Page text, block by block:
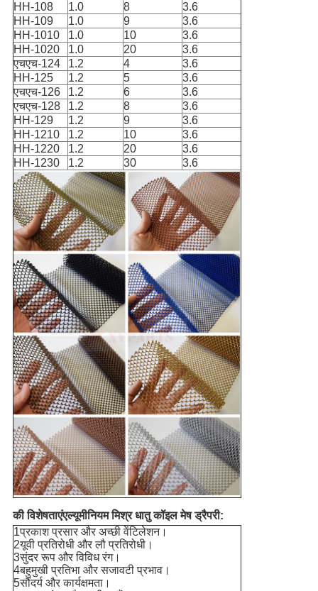
HH-108
1.0 8
3.6
HH-109
1.0 9
3.6
HH-1010
1.0 10
3.6
HH-1020
1.0 20
3.6
एचएच-124
1.2 4
3.6
HH-125
1.2 5
3.6
एचएच-126
1.2 6
3.6
एचएच-128
1.2 8
3.6
HH-129
1.2 9
3.6
HH-1210
1.2 10
3.6
HH-1220
1.2 20
3.6
HH-1230
1.2 30 3.6
की विशेषताएंएल्यूमीनियम मिश्र धातु कॉइल मेष ड्रैपरी:
1प्रकाश प्रसार और अच्छी वेंटिलेशन।
2यूवी प्रतिरोधी और लौ प्रतिरोधी।
3सुंदर रूप और विविध रंग।
4बहुमुखी प्रतिभा और सजावटी प्रभाव।
5सौंदर्य और कार्यक्षमता।